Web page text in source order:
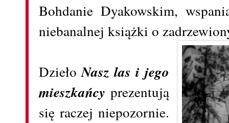
Bohdanie Dyakowskim,
niebanalnej książki o
Dzieło Nasz las i jego
mieszkańcy prezentują
się raczej niepozornie.